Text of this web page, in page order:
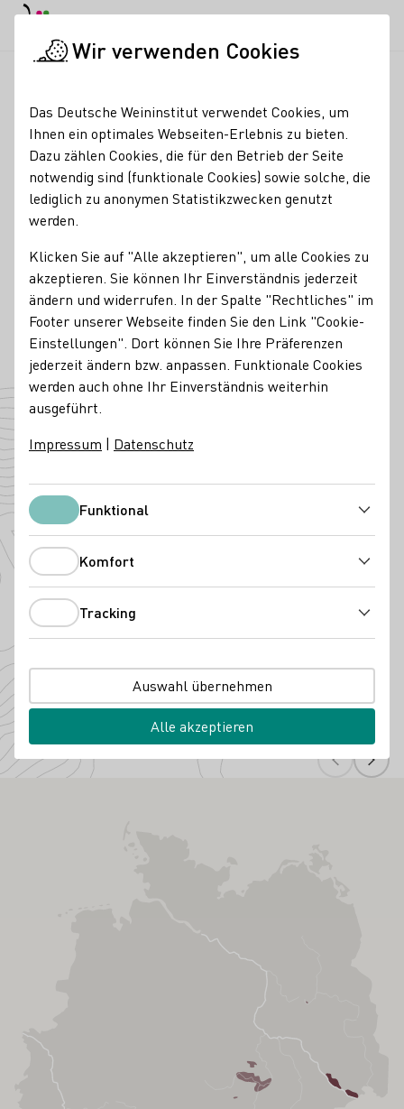
Weinbau Hartmut
Scheuring -
der.trockene.franke
Kontakt
Weinbau Hartmut Scheuring - der.trockene.franke
E-Mail-Adresse
Angebaute Rebsorten
Müller-Thurgau
Wir verwenden Cookies
Das Deutsche Weininstitut verwendet Cookies, um
Ihnen ein optimales Webseiten-Erlebnis zu bieten.
Dazu zählen Cookies, die für den Betrieb der Seite
notwendig sind (funktionale Cookies) sowie solche, die
lediglich zu anonymen Statistikzwecken genutzt
werden.
Klicken Sie auf "Alle akzeptieren", um alle Cookies zu
akzeptieren. Sie können Ihr Einverständnis jederzeit
ändern und widerrufen. In der Spalte "Rechtliches" im
Footer unserer Webseite finden Sie den Link "Cookie-
Einstellungen". Dort können Sie Ihre Präferenzen
jederzeit ändern bzw. anpassen. Funktionale Cookies
werden auch ohne Ihr Einverständnis weiterhin
ausgeführt.
Impressum | Datenschutz
FunktionalFunktional
Komfort
Tracking
Auswahl übernehmen
Alle akzeptieren